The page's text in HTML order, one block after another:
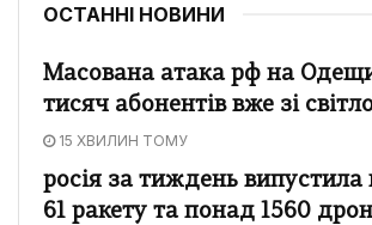
ОСТАННІ НОВИНИ
Масована атака рф на
тисяч абонентів вже зі
15 ХВИЛИН ТОМУ
росія за тиждень випустила
61 ракету та понад 1560